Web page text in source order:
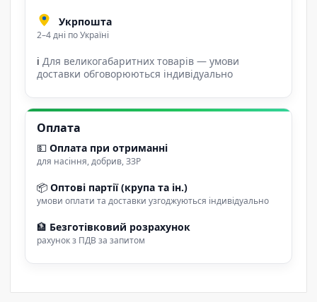
Укрпошта
2–4 дні по Україні
ℹ Для великогабаритних товарів — умови
доставки обговорюються індивідуально
Оплата
💵 Оплата при отриманні
для насіння, добрив, ЗЗР
📦 Оптові партії (крупа та ін.)
умови оплати та доставки узгоджуються індивідуально
🏦 Безготівковий розрахунок
рахунок з ПДВ за запитом